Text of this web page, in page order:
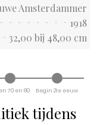
Amsterdammer
1918
32,00 bij 48,00 cm
70 en 80 Begin 21e eeuw
tijdens